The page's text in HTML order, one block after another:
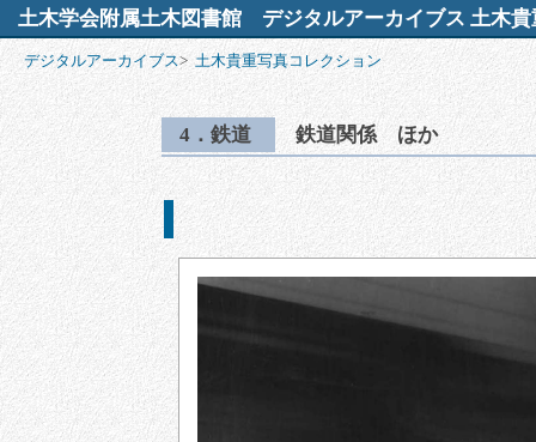
土木学会附属土木図書館 デジタルアーカイブス 土木貴
デジタルアーカイブス> 土木貴重写真コレクション
4．鉄道 鉄道関係 ほか